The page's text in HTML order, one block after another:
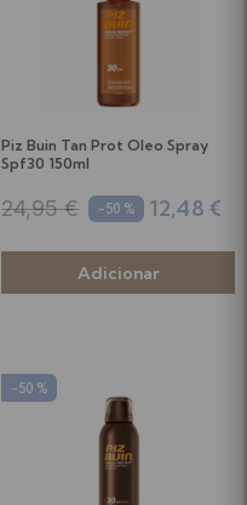
Piz Buin Tan Prot Oleo Spray
Spf30 150ml
24,95 € -50 % 12,48 €
-50 %